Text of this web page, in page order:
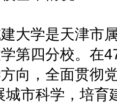
学是天津市属
第四分校。在
向，全面贯彻
城市科学，培育